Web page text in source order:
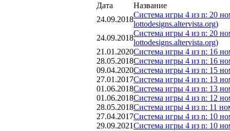
Дата
Название
24.09.2018
Система игры 4 из n: 20
lottodesigns.altervista.org)
24.09.2018
Система игры 4 из n: 20
lottodesigns.altervista.org)
21.01.2020Система игры 4 из n: 16
28.05.2018Система игры 4 из n: 16
09.04.2020Система игры 4 из n: 15
27.01.2017Система игры 4 из n: 13
01.06.2018Система игры 4 из n: 13
01.06.2018Система игры 4 из n: 12
28.05.2018Система игры 4 из n: 11
27.04.2017Система игры 4 из n: 10
29.09.2021Система игры 4 из n: 10